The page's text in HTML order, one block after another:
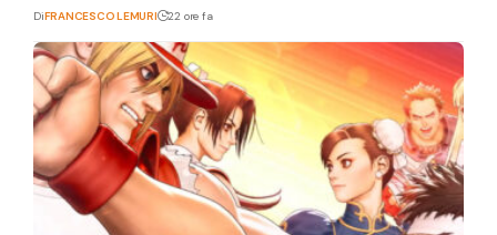
DiFRANCESCO LEMURI 22 ore fa